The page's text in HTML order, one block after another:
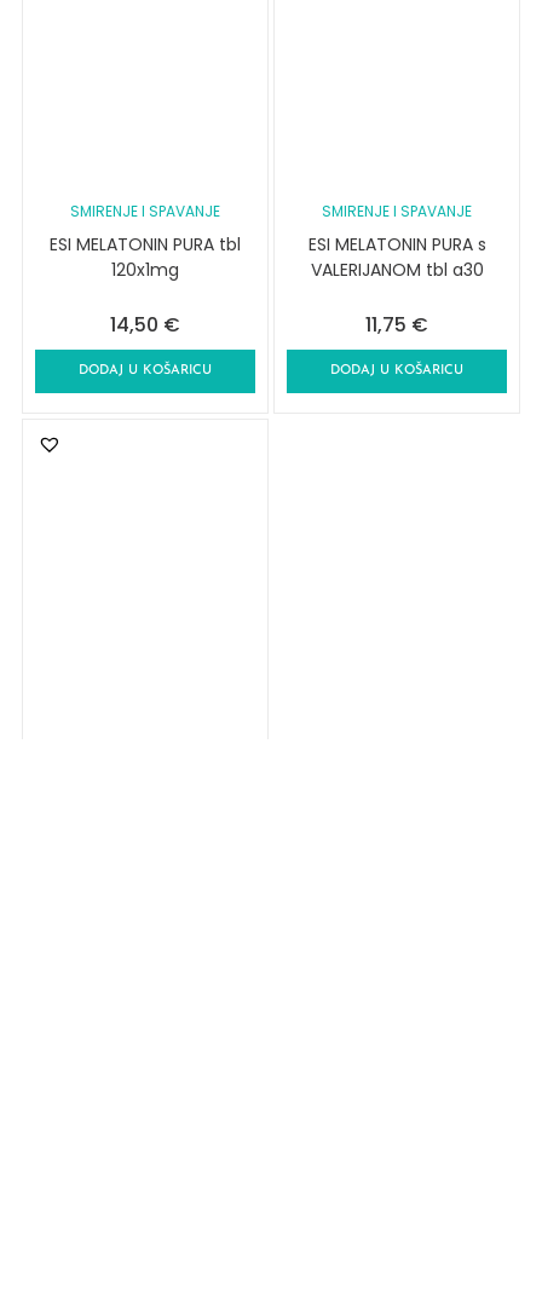
SMIRENJE I SPAVANJE
ESI MELATONIN PURA tbl
120x1mg
14,50 €
DODAJ U KOŠARICU
SMIRENJE I SPAVANJE
ESI MELATONIN PURA s
VALERIJANOM tbl a30
11,75 €
DODAJ U KOŠARICU